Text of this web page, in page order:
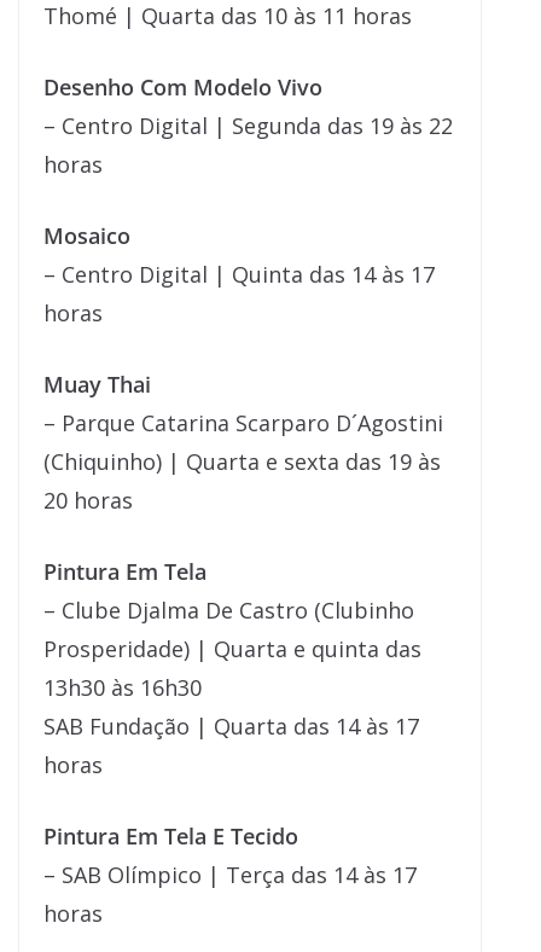
Thomé | Quarta das 10 às 11 horas
Desenho Com Modelo Vivo
– Centro Digital | Segunda das 19 às 22
horas
Mosaico
– Centro Digital | Quinta das 14 às 17
horas
Muay Thai
– Parque Catarina Scarparo D´Agostini
(Chiquinho) | Quarta e sexta das 19 às
20 horas
Pintura Em Tela
– Clube Djalma De Castro (Clubinho
Prosperidade) | Quarta e quinta das
13h30 às 16h30
SAB Fundação | Quarta das 14 às 17
horas
Pintura Em Tela E Tecido
– SAB Olímpico | Terça das 14 às 17
horas